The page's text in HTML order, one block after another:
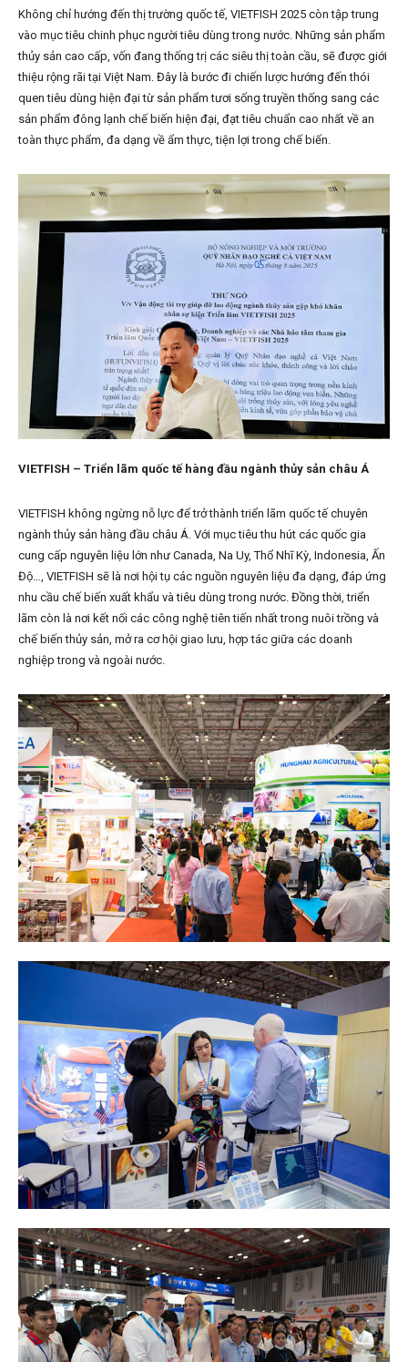
Không chỉ hướng đến thị trường quốc tế, VIETFISH 2025 còn tập trung
vào mục tiêu chinh phục người tiêu dùng trong nước. Những sản phẩm
thủy sản cao cấp, vốn đang thống trị các siêu thị toàn cầu, sẽ được giới
thiệu rộng rãi tại Việt Nam. Đây là bước đi chiến lược hướng đến thói
quen tiêu dùng hiện đại từ sản phẩm tươi sống truyền thống sang các
sản phẩm đông lạnh chế biến hiện đại, đạt tiêu chuẩn cao nhất về an
toàn thực phẩm, đa dạng về ẩm thực, tiện lợi trong chế biến.
VIETFISH – Triển lãm quốc tế hàng đầu ngành thủy sản châu Á
VIETFISH không ngừng nỗ lực để trở thành triển lãm quốc tế chuyên
ngành thủy sản hàng đầu châu Á. Với mục tiêu thu hút các quốc gia
cung cấp nguyên liệu lớn như Canada, Na Uy, Thổ Nhĩ Kỳ, Indonesia, Ấn
Độ…, VIETFISH sẽ là nơi hội tụ các nguồn nguyên liệu đa dạng, đáp ứng
nhu cầu chế biến xuất khẩu và tiêu dùng trong nước. Đồng thời, triển
lãm còn là nơi kết nối các công nghệ tiên tiến nhất trong nuôi trồng và
chế biến thủy sản, mở ra cơ hội giao lưu, hợp tác giữa các doanh
nghiệp trong và ngoài nước.